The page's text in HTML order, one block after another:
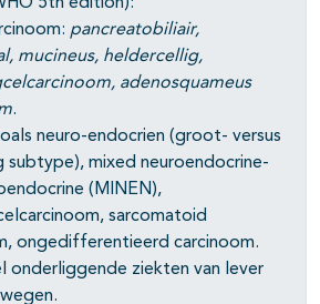
pancreatobiliair,
mucineus, heldercellig,
adenosquameus
.
neuro-endocrien (groot- versus
subtype), mixed neuroendocrine-
(MINEN),
sarcomatoid
ongedifferentieerd carcinoom.
onderliggende ziekten van lever